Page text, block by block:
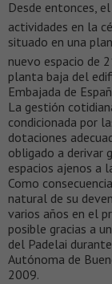
Desde entonces,
actividades en la
situado en una
nuevo espacio de
planta baja del
Embajada de
La gestión
condicionada por
dotaciones
obligado a derivar
espacios ajenos a
Como
natural de su
varios años en el
posible gracias a
del Padelai
Autónoma de
2009.